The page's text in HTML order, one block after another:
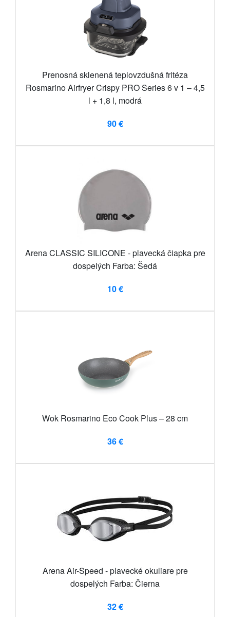
Prenosná sklenená teplovzdušná fritéza
Rosmarino Airfryer Crispy PRO Series 6 v 1 – 4,5
l + 1,8 l, modrá
90 €
Arena CLASSIC SILICONE - plavecká čiapka pre
dospelých Farba: Šedá
10 €
Wok Rosmarino Eco Cook Plus – 28 cm
36 €
Arena Air-Speed ​​- plavecké okuliare pre
dospelých Farba: Čierna
32 €